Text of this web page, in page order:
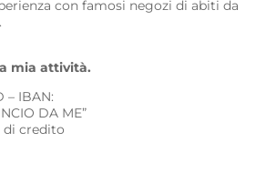
con famosi negozi di abiti da
mia attività.
– IBAN:
DA ME”
di credito